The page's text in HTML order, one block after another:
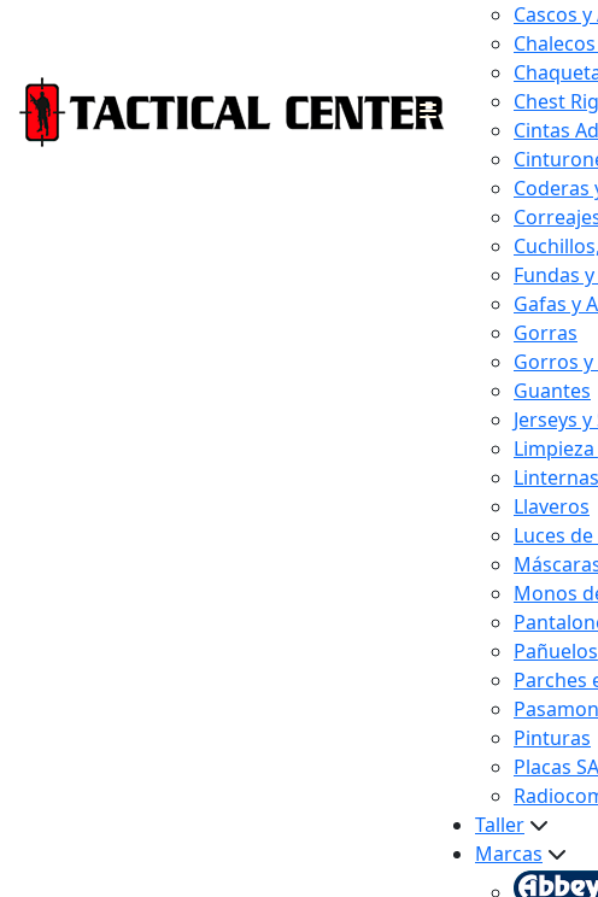
Cascos
Chest
Cintas
Coderas
Fundas
Gafas y
Gorras
Gorros
Guantes
Jerseys
Linternas
Llaveros
Luces
Monos
Pañuelos
Parches
Pinturas
Placas
Taller
Marcas